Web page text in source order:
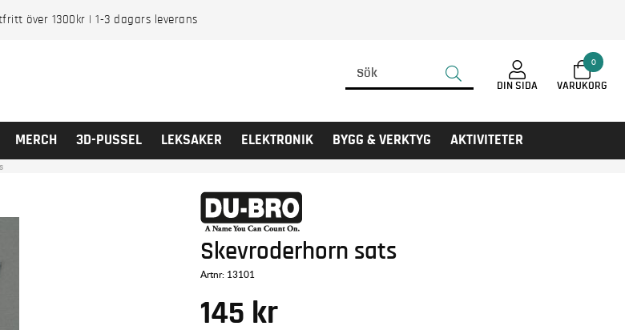
över 1300kr | 1-3 dagars leverans
0
DIN SIDA
MERCH 3D-PUSSEL LEKSAKER ELEKTRONIK BYGG & VERKTYG AKTIVITETER
Skevroderhorn sats
Artnr: 13101
145 kr